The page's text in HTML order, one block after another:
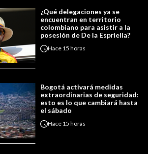
¿Qué delegaciones ya se
encuentran en territorio
colombiano para asistir a la
posesión de De la Espriella?
Hace 15 horas
Bogotá activará medidas
extraordinarias de seguridad:
esto es lo que cambiará hasta
el sábado
Hace 15 horas